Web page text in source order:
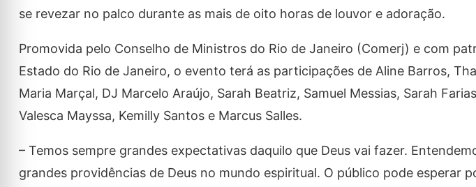
se revezar no palco durante as mais de oito horas de louvor e adoração.
Promovida pelo Conselho de Ministros do Rio de Janeiro (Comerj) e com
Estado do Rio de Janeiro, o evento terá as participações de Aline Barros,
Maria Marçal, DJ Marcelo Araújo, Sarah Beatriz, Samuel Messias, Sarah
Valesca Mayssa, Kemilly Santos e Marcus Salles.
– Temos sempre grandes expectativas daquilo que Deus vai fazer.
grandes providências de Deus no mundo espiritual. O público pode esperar